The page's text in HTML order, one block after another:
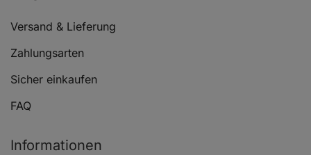
Versand & Lieferung
Zahlungsarten
Sicher einkaufen
FAQ
Informationen